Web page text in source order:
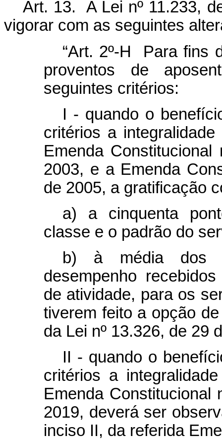
Art. 13. A Lei nº 11.233,
vigorar com as seguintes
“Art. 2º-H Para fins
proventos de
seguintes critérios:
I - quando o
critérios a
Emenda
2003, e a Emenda
de 2005, a gratificação
a) a cinquenta
classe e o padrão do
b) à média dos
desempenho
de atividade, para os
tiverem feito a opção
da Lei nº 13.326, de 29
II - quando o
critérios a
Emenda Constitucional
2019, deverá ser
inciso II, da referida